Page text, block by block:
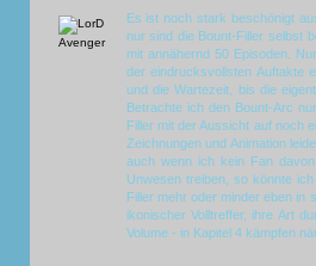
Es ist noch stark beschönigt
nur sind die Bount-Filler selbst
mit annähernd 50 Episoden.
der eindrucksvollsten Auftakte
und die Wartezeit, bis die
Betrachte ich den Bount-Arc
Filler mit der Aussicht auf noch
Zeichnungen und Animation
auch wenn ich kein Fan
Unwesen treiben, so könnte
Filler mehr oder minder eben in
ikonischer Volltreffer, ihre Art
Volume - in Kapitel 4 kämpfen